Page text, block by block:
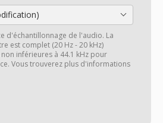
d'échantillonnage de l'audio. La
est complet (20 Hz - 20 kHz)
inférieures à 44.1 kHz pour
Vous trouverez plus d'informations